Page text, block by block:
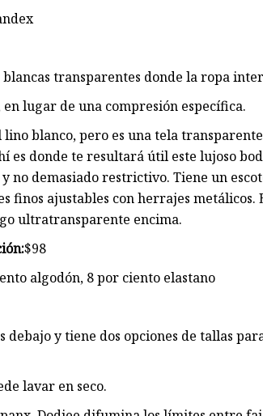
transparentes donde la ropa
lugar de una compresión específica.
blanco, pero es una tela
es donde te resultará útil este lujoso
no demasiado restrictivo. Tiene un
finos ajustables con herrajes
ultratransparente encima.
$98
algodón, 8 por ciento elastano
debajo y tiene dos opciones de tallas
lavar en seco.